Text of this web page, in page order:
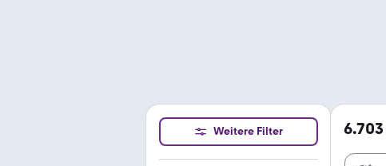
Weitere Filter 6.703